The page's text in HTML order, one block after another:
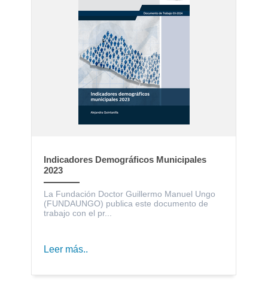
Indicadores Demográficos Municipales
2023
La Fundación Doctor Guillermo Manuel Ungo
(FUNDAUNGO) publica este documento de
trabajo con el pr...
Leer más..